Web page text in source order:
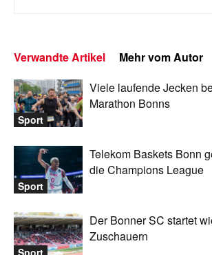
Verwandte Artikel Mehr vom Autor
Sport
Viele laufende Jecken
Marathon Bonns
Sport
Telekom Baskets Bonn
die Champions League
Sport
Der Bonner SC startet
Zuschauern